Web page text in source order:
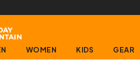
WOMEN KIDS GEAR